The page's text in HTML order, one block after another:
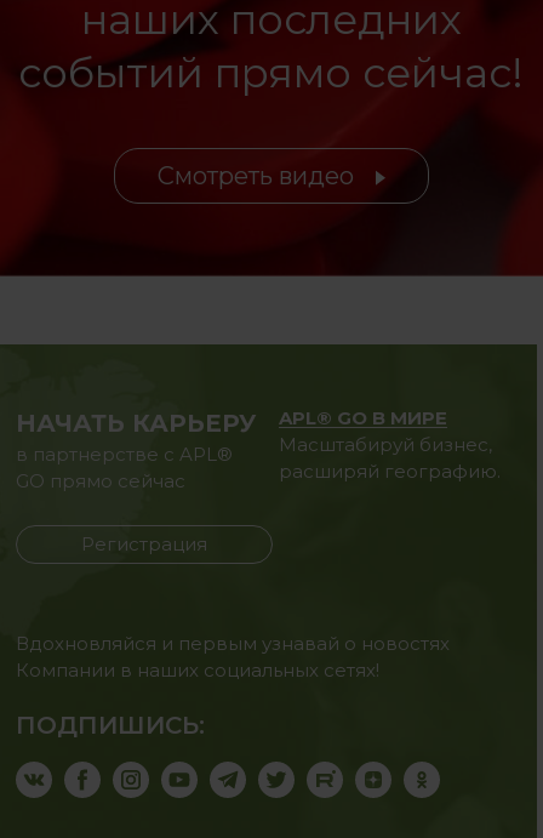
наших последних
событий прямо сейчас!
Смотреть видео
НАЧАТЬ КАРЬЕРУ
в партнерстве с APL®
GO прямо сейчас
Регистрация
APL® GO В МИРЕ
Масштабируй бизнес,
расширяй географию.
Вдохновляйся и первым узнавай о новостях
Компании в наших социальных сетях!
ПОДПИШИСЬ: